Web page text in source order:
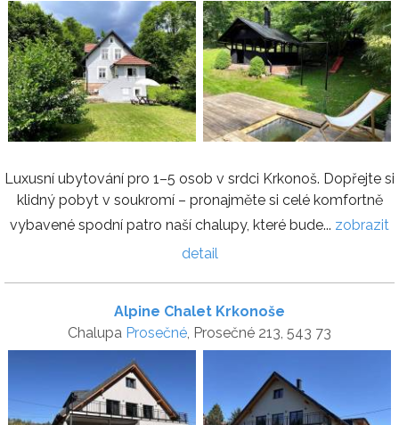
Luxusní ubytování pro 1–5 osob v srdci Krkonoš. Dopřejte si
klidný pobyt v soukromí – pronajměte si celé komfortně
vybavené spodní patro naší chalupy, které bude... zobrazit
detail
Alpine Chalet Krkonoše
Chalupa Prosečné, Prosečné 213, 543 73